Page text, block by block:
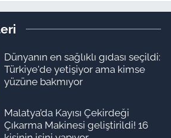
Tarih Belli Oldu
Dünyanın en sağlıklı gıdası seçildi:
Türkiye'de yetişiyor ama kimse
yüzüne bakmıyor
Malatya’da Kayısı Çekirdeği
Çıkarma Makinesi geliştirildi! 16